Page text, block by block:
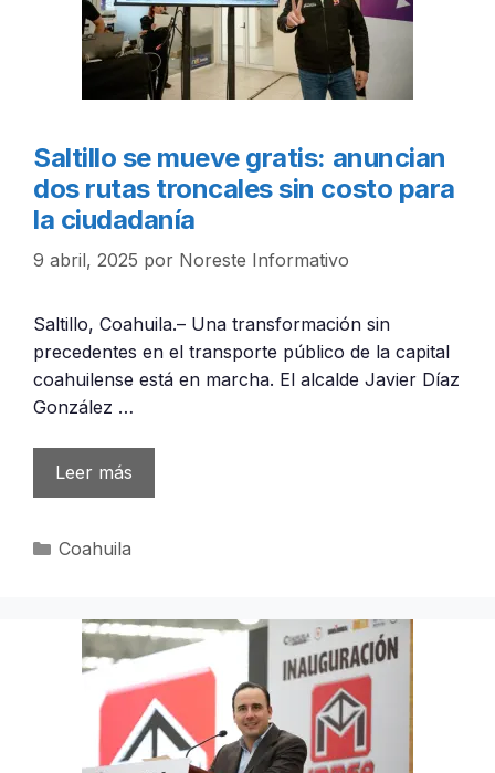
Saltillo se mueve gratis: anuncian
dos rutas troncales sin costo para
la ciudadanía
9 abril, 2025 por Noreste Informativo
Saltillo, Coahuila.– Una transformación sin
precedentes en el transporte público de la capital
coahuilense está en marcha. El alcalde Javier Díaz
González …
Leer más
Categorías
Coahuila